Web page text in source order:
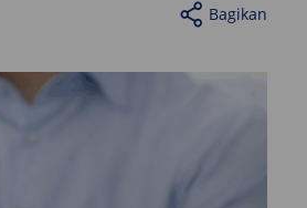
Bagikan